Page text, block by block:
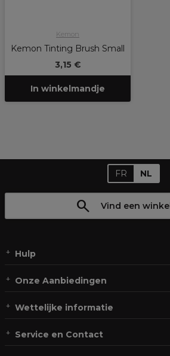
Kemon
Kemon Tinting Brush Small
3,15 €
In winkelmandje
FR NL
Vind een winkel
Hulp
Onze Aanbiedingen
Wettelijke informatie
Service en Contact